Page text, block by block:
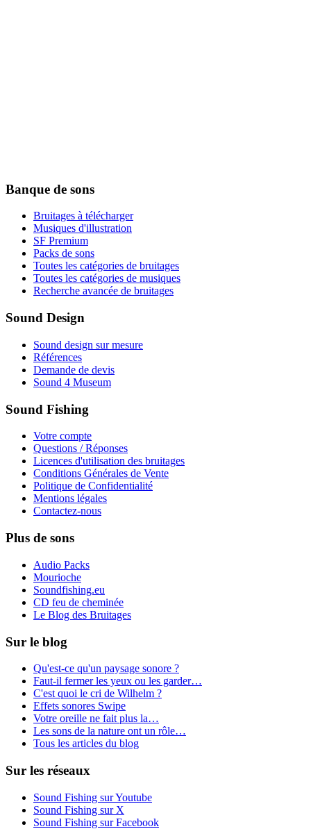
Banque de sons
Bruitages à télécharger
Musiques d'illustration
SF Premium
Packs de sons
Toutes les catégories de bruitages
Toutes les catégories de musiques
Recherche avancée de bruitages
Sound Design
Sound design sur mesure
Références
Demande de devis
Sound 4 Museum
Sound Fishing
Votre compte
Questions / Réponses
Licences d'utilisation des bruitages
Conditions Générales de Vente
Politique de Confidentialité
Mentions légales
Contactez-nous
Plus de sons
Audio Packs
Mourioche
Soundfishing.eu
CD feu de cheminée
Le Blog des Bruitages
Sur le blog
Qu'est-ce qu'un paysage sonore ?
Faut-il fermer les yeux ou les garder…
C'est quoi le cri de Wilhelm ?
Effets sonores Swipe
Votre oreille ne fait plus la…
Les sons de la nature ont un rôle…
Tous les articles du blog
Sur les réseaux
Sound Fishing sur Youtube
Sound Fishing sur X
Sound Fishing sur Facebook